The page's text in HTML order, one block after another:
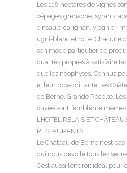
Les 118 hectares de vignes
cépages grenache, syrah,
cinsault, carignan, viognier,
ugni-blanc et rolle. Chacune
son mode particulier de
qualités propres à satisfaire
que les néophytes. Connus
et leur robe brillante, les
de Berne, Grande Récolte,
cuvée sont l’emblème même
L’HÔTEL RELAIS ET
RESTAURANTS
Le Château de Berne n’est
qui nous dévoile tous les
C’est aussi l’endroit idéal